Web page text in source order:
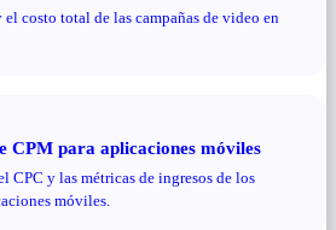
costo total de las campañas de video en
CPM para aplicaciones móviles
CPC y las métricas de ingresos de los
móviles.